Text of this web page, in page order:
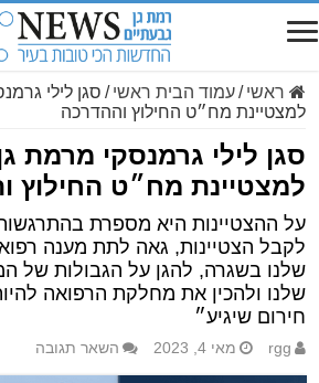
ראשי /עמוד הבית ראשי / סגן לילי
למצטיינת מח״ט החילוץ וההדרכה
סגן לילי גרמנסקי מרמת
למצטיינת מח״ט החילוץ
על ההצטיינות היא מספרת
לקבל הצטיינות, גאה לתת מענה
שלנו בשגרה, להגן על הגבולות של
שלנו ולהכין את מחלקת הרפואה
חירום שיגיע״
rgg מאי 4, 2023 השאר תגובה